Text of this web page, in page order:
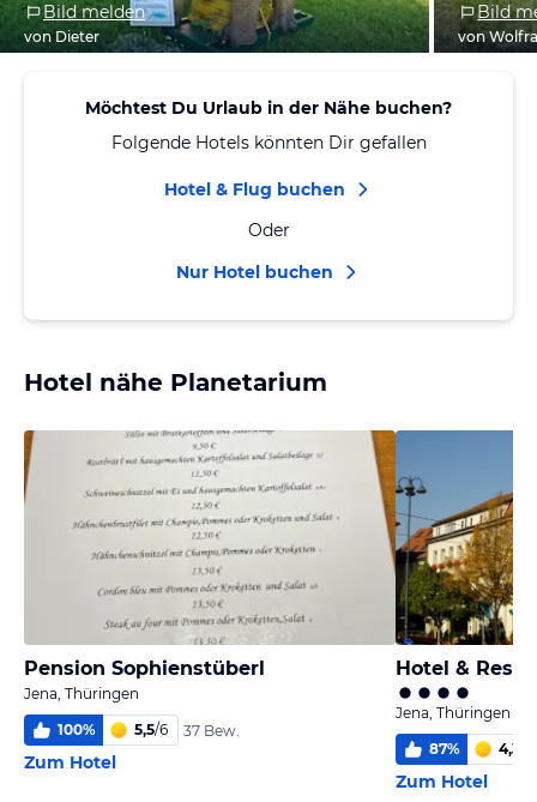
Bild melden
von Dieter
Bild
von
Möchtest Du Urlaub in der Nähe buchen?
Folgende Hotels könnten Dir gefallen
Hotel & Flug buchen
Oder
Nur Hotel buchen
Hotel nähe Planetarium
Pension Sophienstüberl
Jena, Thüringen
100% 5,5/6 37 Bew.
Zum Hotel
Hotel &
Jena, Thüringen
87% 4,3
Zum Hotel